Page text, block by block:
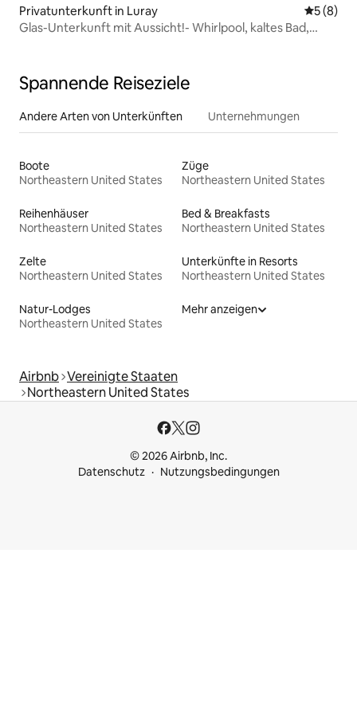
Privatunterkunft in Luray
5 (8)
Glas-Unterkunft mit Aussicht!- Whirlpool, kaltes Bad,
Spannende Reiseziele
Andere Arten von Unterkünften Unternehmungen
Boote
Northeastern United States
Züge
Northeastern United States
Reihenhäuser
Northeastern United States
Bed & Breakfasts
Northeastern United States
Zelte
Northeastern United States
Unterkünfte in Resorts
Northeastern United States
Natur-Lodges
Northeastern United States
Mehr anzeigen
Airbnb Vereinigte Staaten
Northeastern United States
© 2026 Airbnb, Inc.
Datenschutz
Nutzungsbedingungen